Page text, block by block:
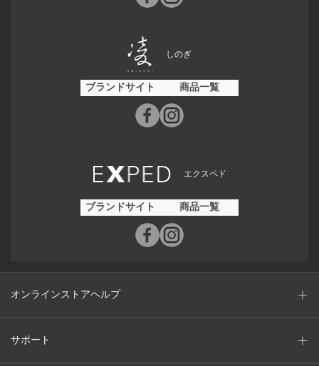
しのぎ
ブランドサイト 商品一覧
エクスペド
ブランドサイト 商品一覧
オンラインストアヘルプ
サポート